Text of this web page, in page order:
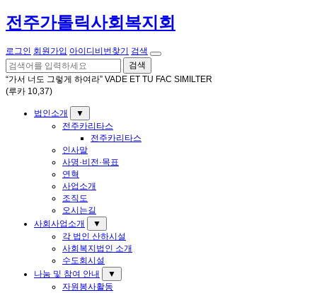
전주가톨릭사회복지회
로그인 회원가입 아이디비번찾기
검색
검색
“가서 너도 그렇게 하여라” VADE ET TU FAC SIMILTER
(루카 10,37)
법인소개
▼
전주카리타스
전주카리타스
인사말
사명·비전·목표
연혁
사업소개
조직도
오시는길
사회사업소개
▼
각 법인 산하시설
사회복지법인 소개
수도회시설
나눔 및 참여 안내
▼
자원봉사활동